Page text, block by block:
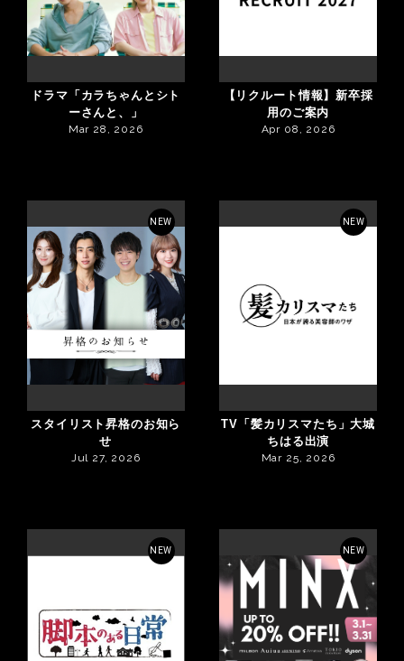
ドラマ「カラちゃんとシト
ーさんと、」
Mar 28, 2026
【リクルート情報】新卒採
用のご案内
Apr 08, 2026
NEW
スタイリスト昇格のお知ら
せ
Jul 27, 2026
NEW
TV「髪カリスマたち」大城
ちはる出演
Mar 25, 2026
NEW NEW